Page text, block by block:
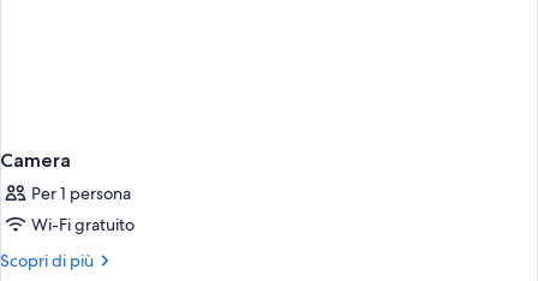
Camera
Per 1 persona
Wi-Fi gratuito
Scopri di più
Altri